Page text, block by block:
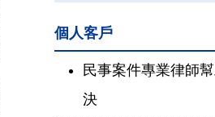
個人客戶
民事案件專業律師
決